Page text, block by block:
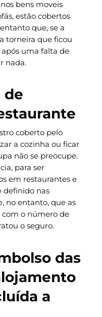
bens moveis
estão cobertos
que, se a
torneira que ficou
uma falta de
nada.
de
coberto pelo
a cozinha ou ficar
não se preocupe.
para ser
em restaurantes e
definido nas
no entanto, que as
o número de
o seguro.
das
a